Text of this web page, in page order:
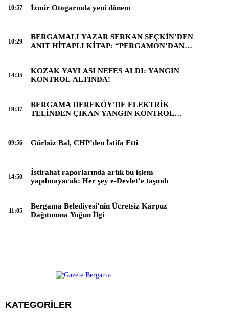
İzmir Otogarında yeni dönem
10:57
BERGAMALI YAZAR SERKAN SEÇKİN’DEN
ANIT HİTAPLI KİTAP: “PERGAMON’DAN
10:29
KOZAK YAYLASI NEFES ALDI: YANGIN
KONTROL ALTINDA!
14:35
BERGAMA DEREKÖY’DE ELEKTRİK
TELİNDEN ÇIKAN YANGIN KONTROL
19:37
Gürbüz Bal, CHP’den İstifa Etti
09:56
İstirahat raporlarında artık bu işlem
yapılmayacak: Her şey e-Devlet’e taşındı
14:50
Bergama Belediyesi’nin Ücretsiz Karpuz
Dağıtımına Yoğun İlgi
11:05
KATEGORİLER